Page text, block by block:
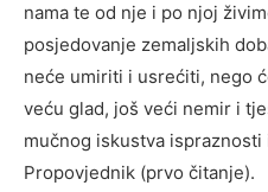
nama te od nje i po njoj
posjedovanje zemaljskih
neće umiriti i usrećiti, nego
veću glad, još veći nemir i
mučnog iskustva
Propovjednik (prvo čitanje).